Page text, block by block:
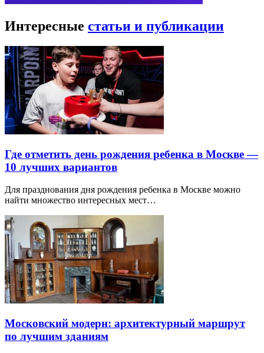
Интересные статьи и публикации
Где отметить день рождения ребенка в Москве —
10 лучших вариантов
Для празднования дня рождения ребенка в Москве можно
найти множество интересных мест…
Московский модерн: архитектурный маршрут
по лучшим зданиям